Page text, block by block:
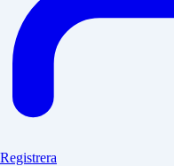
Registrera